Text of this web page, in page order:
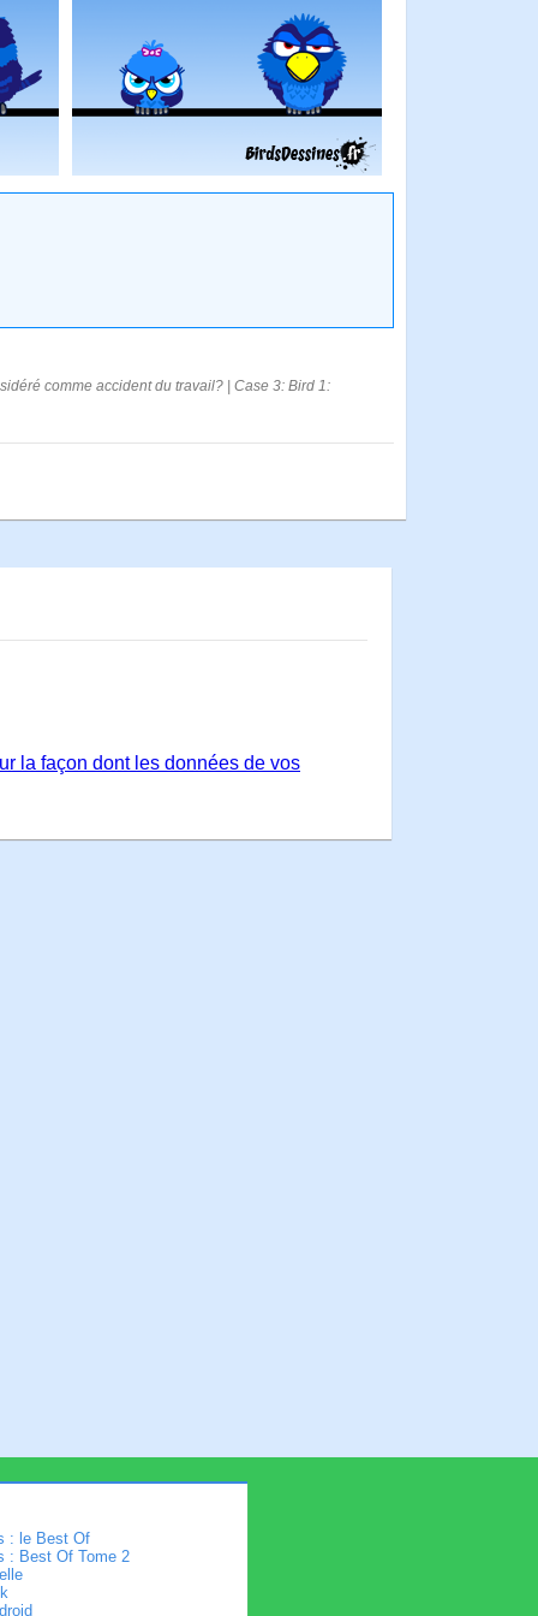
comme accident du travail? | Case 3: Bird 1:
la façon dont les données de vos
: le Best Of
: Best Of Tome 2